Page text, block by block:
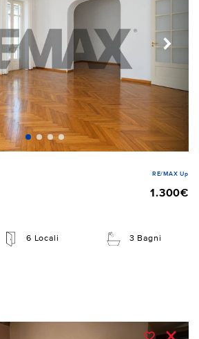
RE/MAX Up
1.300€
6 Locali 3 Bagni